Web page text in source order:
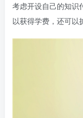
考虑开设自己的知识
以获得学费，还可以